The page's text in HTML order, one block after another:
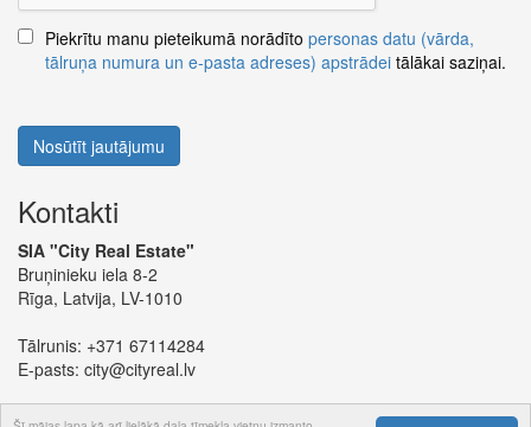
Piekrītu manu pieteikumā norādīto personas datu (vārda,
tālruņa numura un e-pasta adreses) apstrādei tālākai saziņai.
Nosūtīt jautājumu
Kontakti
SIA "City Real Estate"
Bruņinieku iela 8-2
Rīga, Latvija, LV-1010
Tālrunis: +371 67114284
E-pasts: city@cityreal.lv